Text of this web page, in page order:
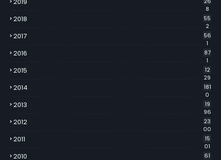
8
2018
55
2
2017
56
1
2016
87
1
2015
12
29
2014
181
0
2013
19
96
2012
23
00
2011
15
01
2010
61